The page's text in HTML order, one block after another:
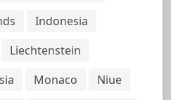
Indonesia
Liechtenstein
Monaco
Niue